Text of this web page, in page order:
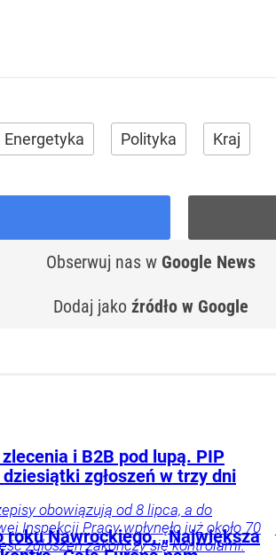
Energetyka Polityka Kraj
Obserwuj nas w Google News
Dodaj jako źródło w Google
i B2B pod lupą. PIP
dziesiątki zgłoszeń w trzy dni
obowiązują od 8 lipca, a do
Inspekcji Pracy wpłynęło już około 70
zgłoszeń zakończy się kontrolami.
roku Nawrockiego. „Największa